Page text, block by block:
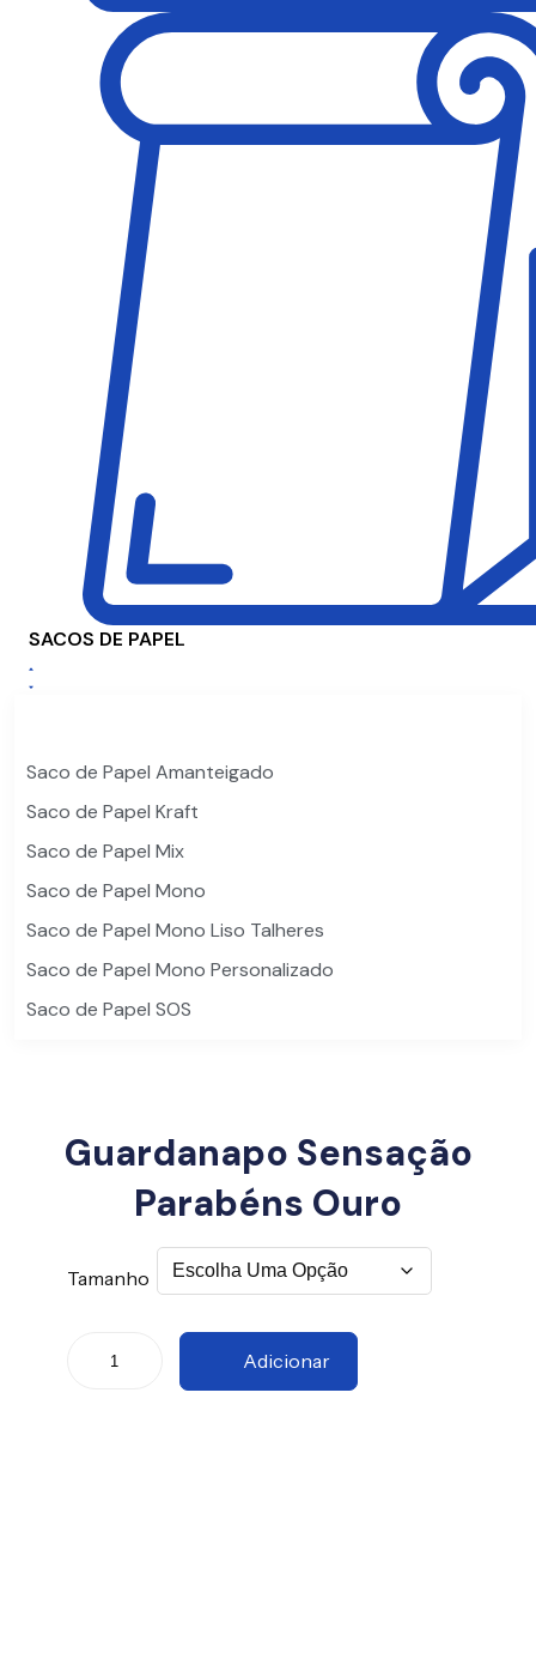
SACOS DE PAPEL
Saco de Papel Amanteigado
Saco de Papel Kraft
Saco de Papel Mix
Saco de Papel Mono
Saco de Papel Mono Liso Talheres
Saco de Papel Mono Personalizado
Saco de Papel SOS
Guardanapo Sensação
Parabéns Ouro
Tamanho
Adicionar